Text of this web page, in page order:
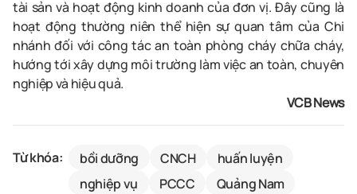
tài sản và hoạt động kinh doanh của đơn vị. Đây cũng là
hoạt động thường niên thể hiện sự quan tâm của Chi
nhánh đối với công tác an toàn phòng cháy chữa cháy,
hướng tới xây dựng môi trường làm việc an toàn, chuyên
nghiệp và hiệu quả.
VCB News
Từ khóa: bồi dưỡng CNCH
huấn luyện
nghiệp vụ
PCCC
Quảng Nam